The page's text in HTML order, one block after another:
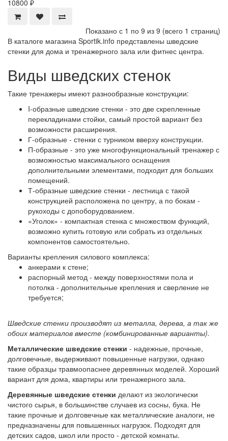
10800 ₽
Показано с 1 по 9 из 9 (всего 1 страниц)
В каталоге магазина Sportik.info представлены шведские
стенки для дома и тренажерного зала или фитнес центра.
Виды шведских стенок
Такие тренажеры имеют разнообразные конструкции:
I-образные шведские стенки - это две скрепленные
перекладинами стойки, самый простой вариант без
возможности расширения.
Г-образные - стенки с турником вверху конструкции.
П-образные - это уже многофункциональный тренажер с
возможностью максимального оснащения
дополнительными элементами, подходит для больших
помещений.
Т-образные шведские стенки - лестница с такой
конструкцией расположена по центру, а по бокам -
рукоходы с допоборудованием.
«Уголок» - компактная стенка с множеством функций,
возможно купить готовую или собрать из отдельных
компонентов самостоятельно.
Варианты крепления силового комплекса:
анкерами к стене;
распорный метод - между поверхностями пола и
потолка - дополнительные крепления и сверление не
требуется;
Шведские стенки производят из металла, дерева, а так же
обоих материалов вместе (комбинированные варианты).
Металлические шведские стенки - надежные, прочные,
долговечные, выдерживают повышенные нагрузки, однако
такие образцы травмоопаснее деревянных моделей. Хороший
вариант для дома, квартиры или тренажерного зала.
Деревянные шведские стенки делают из экологически
чистого сырья, в большинстве случаев из сосны, бука. Не
такие прочные и долговечные как металлические аналоги, не
предназначены для повышенных нагрузок. Подходят для
детских садов, школ или просто - детской комнаты.